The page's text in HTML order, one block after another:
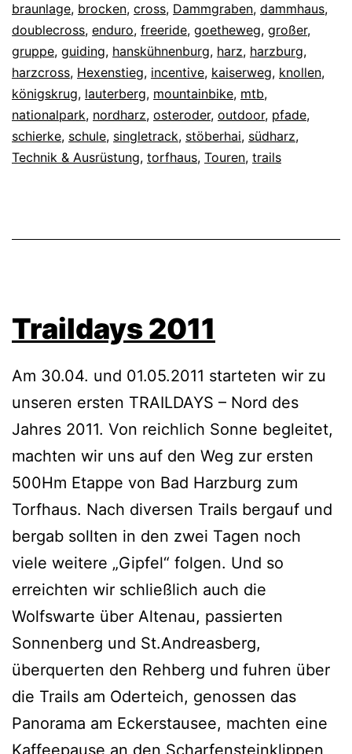
braunlage, brocken, cross, Dammgraben, dammhaus,
doublecross, enduro, freeride, goetheweg, großer,
gruppe, guiding, hanskühnenburg, harz, harzburg,
harzcross, Hexenstieg, incentive, kaiserweg, knollen,
königskrug, lauterberg, mountainbike, mtb,
nationalpark, nordharz, osteroder, outdoor, pfade,
schierke, schule, singletrack, stöberhai, südharz,
Technik & Ausrüstung, torfhaus, Touren, trails
Traildays 2011
Am 30.04. und 01.05.2011 starteten wir zu
unseren ersten TRAILDAYS – Nord des
Jahres 2011. Von reichlich Sonne begleitet,
machten wir uns auf den Weg zur ersten
500Hm Etappe von Bad Harzburg zum
Torfhaus. Nach diversen Trails bergauf und
bergab sollten in den zwei Tagen noch
viele weitere „Gipfel“ folgen. Und so
erreichten wir schließlich auch die
Wolfswarte über Altenau, passierten
Sonnenberg und St.Andreasberg,
überquerten den Rehberg und fuhren über
die Trails am Oderteich, genossen das
Panorama am Eckerstausee, machten eine